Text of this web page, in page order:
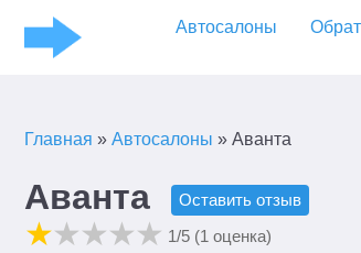
Автосалоны
Главная » Автосалоны » Аванта
Аванта
Оставить отзыв
1/5 (1 оценка)